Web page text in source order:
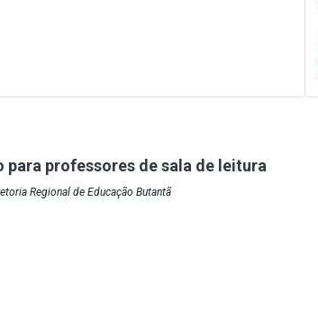
para professores de sala de leitura
Regional de Educação Butantã